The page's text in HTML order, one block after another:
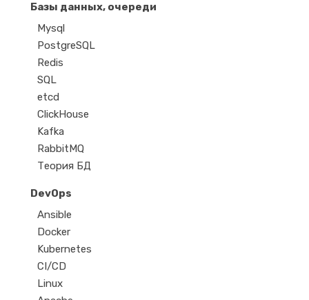
Базы данных, очереди
Mysql
PostgreSQL
Redis
SQL
etcd
ClickHouse
Kafka
RabbitMQ
Теория БД
DevOps
Ansible
Docker
Kubernetes
CI/CD
Linux